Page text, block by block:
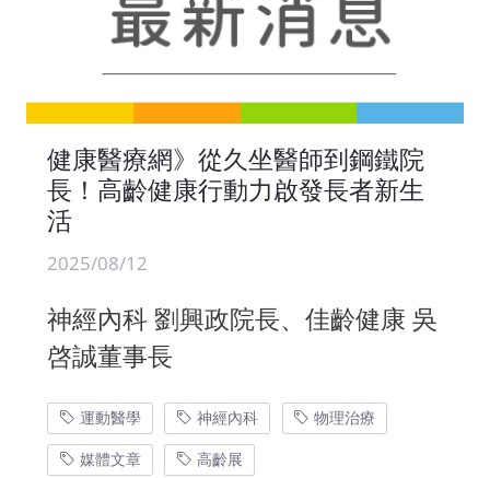
健康醫療網》從久坐醫師到鋼鐵院
長！高齡健康行動力啟發長者新生
活
2025/08/12
神經內科 劉興政院長、佳齡健康 吳
啓誠董事長
運動醫學 神經內科
物理治療
媒體文章
高齡展